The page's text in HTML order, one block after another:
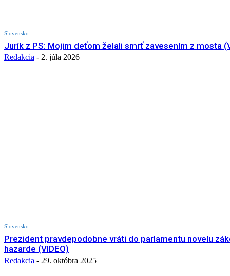
Slovensko
Jurík z PS: Mojim deťom želali smrť zavesením z mosta
Redakcia - 2. júla 2026
Slovensko
Prezident pravdepodobne vráti do parlamentu novelu
hazarde (VIDEO)
Redakcia - 29. októbra 2025